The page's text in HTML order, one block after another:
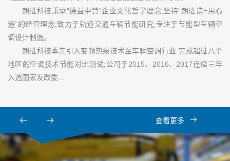
朗进科技秉承“德益中慧”企业文化哲学理念;坚持“朗进造=用心
造”的经营理念;致力于轨道交通车辆节能研究;专注于节能型车辆空
调设计制造。
朗进科技率先引入变频热泵技术至车辆空调行业:完成超过八个
地区的空调技术节能对比测试;公司于2015、2016、2017连续三年
入选国家发改委…
查看更多